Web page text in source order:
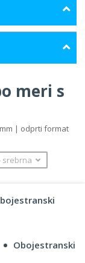
meri s
| odprti format
srebrna
Obojestranski